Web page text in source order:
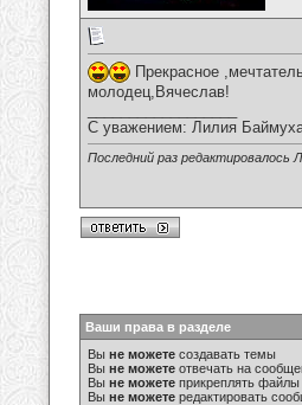
Прекрасное
молодец,Вячеслав!
С уважением: Лилия
Последний раз редактировалось
Ваши права в разделе
Вы не можете создавать темы
Вы не можете отвечать на
Вы не можете прикреплять файлы
Вы не можете редактировать